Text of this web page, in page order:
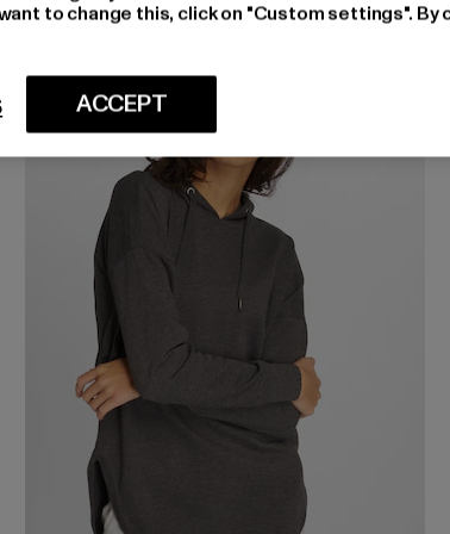
-28%
to change this, click on "Custom settings". By
ACCEPT